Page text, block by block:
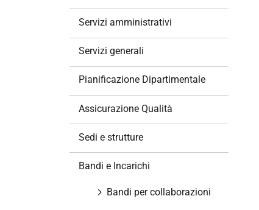
Servizi amministrativi
Servizi generali
Pianificazione Dipartimentale
Assicurazione Qualità
Sedi e strutture
Bandi e Incarichi
Bandi per collaborazioni